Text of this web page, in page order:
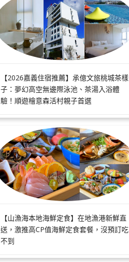
【2026嘉義住宿推薦】承億文旅桃城茶樣
子：夢幻高空無邊際泳池、茶湯入浴體
驗！順遊檜意森活村親子首選
【山漁海本地海鮮定食】在地漁港新鮮直
送，激推高CP值海鮮定食套餐，沒預訂吃
不到